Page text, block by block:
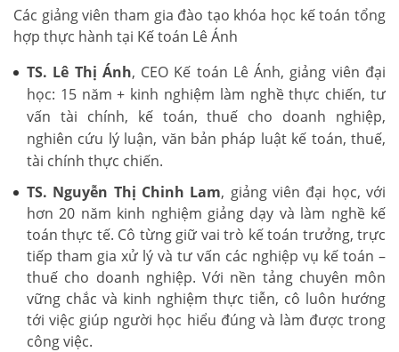
Các giảng viên tham gia đào tạo khóa học kế toán tổng
hợp thực hành tại Kế toán Lê Ánh
TS. Lê Thị Ánh, CEO Kế toán Lê Ánh, giảng viên đại
học: 15 năm + kinh nghiệm làm nghề thực chiến, tư
vấn tài chính, kế toán, thuế cho doanh nghiệp,
nghiên cứu lý luận, văn bản pháp luật kế toán, thuế,
tài chính thực chiến.
TS. Nguyễn Thị Chinh Lam, giảng viên đại học, với
hơn 20 năm kinh nghiệm giảng dạy và làm nghề kế
toán thực tế. Cô từng giữ vai trò kế toán trưởng, trực
tiếp tham gia xử lý và tư vấn các nghiệp vụ kế toán –
thuế cho doanh nghiệp. Với nền tảng chuyên môn
vững chắc và kinh nghiệm thực tiễn, cô luôn hướng
tới việc giúp người học hiểu đúng và làm được trong
công việc.